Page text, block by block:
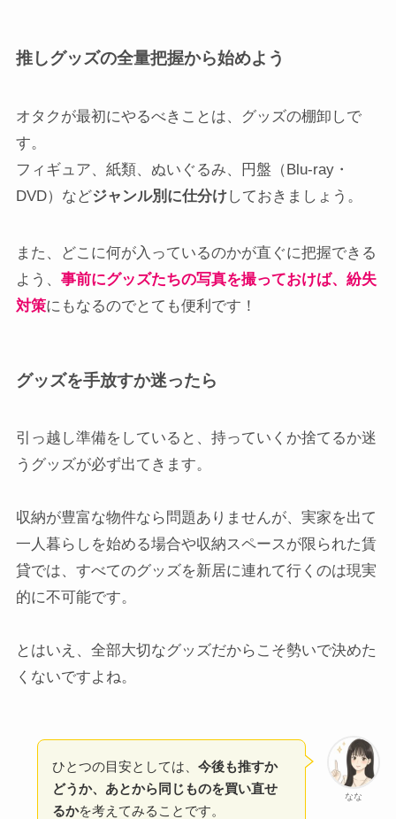
推しグッズの全量把握から始めよう
オタクが最初にやるべきことは、グッズの棚卸しで
す。
フィギュア、紙類、ぬいぐるみ、円盤（Blu-ray・
DVD）などジャンル別に仕分けしておきましょう。
また、どこに何が入っているのかが直ぐに把握できる
よう、 事前にグッズたちの写真を撮っておけば、紛失
対策にもなるのでとても便利です！
グッズを手放すか迷ったら
引っ越し準備をしていると、持っていくか捨てるか迷
うグッズが必ず出てきます。
収納が豊富な物件なら問題ありませんが、実家を出て
一人暮らしを始める場合や収納スペースが限られた賃
貸では、すべてのグッズを新居に連れて行くのは現実
的に不可能です。
とはいえ、全部大切なグッズだからこそ勢いで決めた
くないですよね。
なな
ひとつの目安としては、今後も推すか
どうか、あとから同じものを買い直せ
るかを考えてみることです。